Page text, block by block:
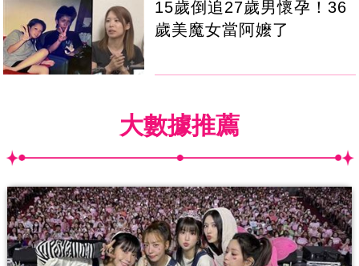
15歲倒追27歲男懷孕！36
歲美魔女當阿嬤了
大數據推薦